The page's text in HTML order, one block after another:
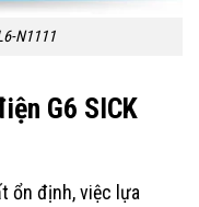
N1111
G6 SICK
ổn định, việc lựa